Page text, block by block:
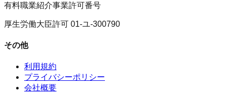
有料職業紹介事業許可番号
厚生労働大臣許可 01-ユ-300790
その他
利用規約
プライバシーポリシー
会社概要